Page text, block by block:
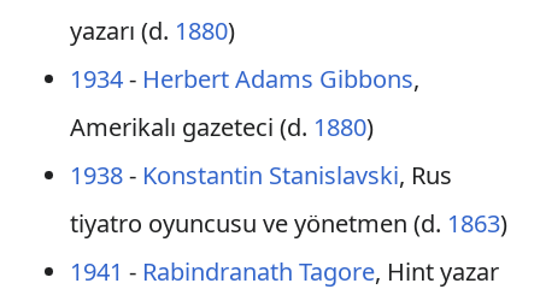
yazarı (d. 1880)
1934- Herbert Adams Gibbons,
Amerikalı gazeteci (d. 1880)
1938- Konstantin Stanislavski, Rus
tiyatro oyuncusu ve yönetmen (d. 1863)
1941 - Rabindranath Tagore, Hint yazar